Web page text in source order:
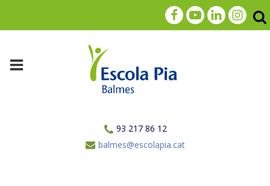
93 217 86 12
balmes@escolapia.cat